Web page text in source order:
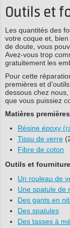
Outils et
Les quantités des
votre coque et,
de doute, vous
Avez-vous trop
gratuitement les
Pour cette
premières et
dessous chez
que vous puissiez
Matières
Résine époxy
Tissu de verre
Fibre de coton
Outils et
Un rouleau de
Une spatule de
Des gants en
Des spatules
Des tasses à